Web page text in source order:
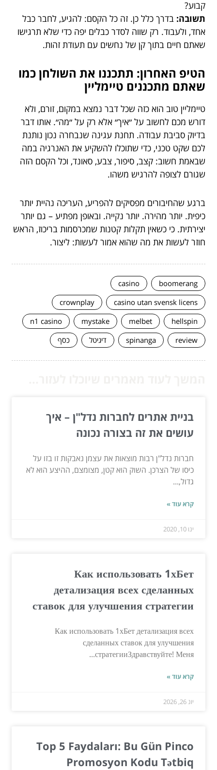
קבוע?
תשובה: בדרך כלל כן. זה כל הקסם: להגיע, לחבר כבל
אחד, ולעבוד. רק שווה לסדר כבלים יפה כדי שלא תרגישו
שאתם חיים בתוך קן של נחשים עם תעודת זהות.
הטיפ האחרון: תתכננו את השולחן כמו
שאתם מתכננים טיימליין
טיימליין טוב הוא כזה שכל דבר נמצא במקום, זורם, ולא
דורש מכם לחשוב על ״איך״ אלא רק על ״מה״. אותו דבר
בדיוק סביבת עבודה. תחנת עגינה שנבחרה נכון נותנת
לכם שקט טכני, כדי שתוכלו להשקיע את האנרגיה במה
שבאמת חשוב: קצב, סיפור, צבע, סאונד, וכל הקסם הזה
שגורם לצופה להרגיש משהו.
ברגע שהחיבורים מפסיקים להפריע, העריכה נהיית יותר
כיפית. יותר מהירה. יותר נקייה. ובאופן מפתיע – גם יותר
יצירתית. כי כשאין תקלות קטנות שמכרסמות בריכוז, הראש
חוזר לעשות את מה שהוא אמור לעשות: ליצור.
boomerang
casino
casino utan svensk licens
crownplay
hellspin
melbet
mystake
n1 casino
review
spinanga דיגיטל כסף
בניית אתרים לחברות נדל"ן – איך
עושים את זה בצורה נכונה
חברות נדל"ן רבות מוצאות את עצמן נאבקות זו בזו על
כיסו של הצרכן. השוק הוא קטן, מצומצם, ההיצע הוא לא
גדול,...
קרא עוד »
ינו 10, 2020
Как использовать 1хБет
детализация всех сделанных
ставок для улучшения стратегии
Как использовать 1хБет детализация всех
сделанных ставок для улучшения
стратегииЗдравствуйте! Меня...
קרא עוד »
יונ 26, 2026
Top 5 Faydaları: Bu Gün Pinco
Promosyon Kodu Tətbiq